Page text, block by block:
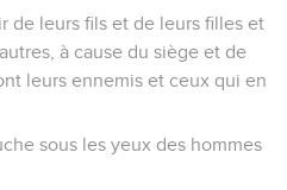
de leurs fils et de leurs filles et
à cause du siège et de
leurs ennemis et ceux qui en
sous les yeux des hommes